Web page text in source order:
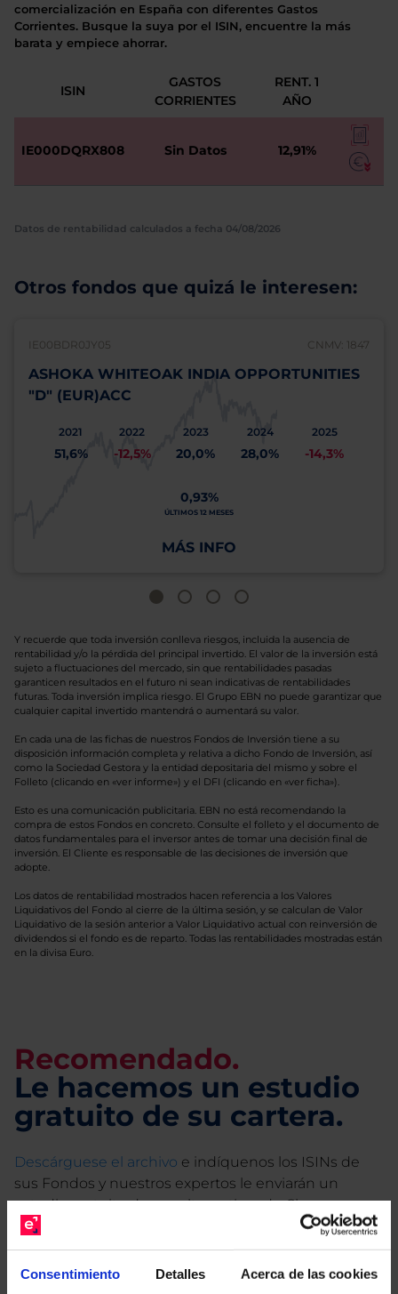
Consentimiento Detalles Acerca de las cookies
comercialización en España con diferentes Gastos
Corrientes. Busque la suya por el ISIN, encuentre la más
barata y empiece ahorrar.
ISIN
GASTOS
CORRIENTES
RENT. 1
AÑO
IE000DQRX808 Sin Datos 12,91%
Datos de rentabilidad calculados a fecha 04/08/2026
Otros fondos que quizá le interesen:
IE00BDR0JY05 CNMV: 1847
ASHOKA WHITEOAK INDIA OPPORTUNITIES
"D" (EUR)ACC
2021
51,6%
2022
-12,5%
2023
20,0%
2024
28,0%
2025
-14,3%
0,93%
ÚLTIMOS 12 MESES
MÁS INFO
Y recuerde que toda inversión conlleva riesgos, incluida la ausencia de
rentabilidad y/o la pérdida del principal invertido. El valor de la inversión está
sujeto a fluctuaciones del mercado, sin que rentabilidades pasadas
garanticen resultados en el futuro ni sean indicativas de rentabilidades
futuras. Toda inversión implica riesgo. El Grupo EBN no puede garantizar que
cualquier capital invertido mantendrá o aumentará su valor.
En cada una de las fichas de nuestros Fondos de Inversión tiene a su
disposición información completa y relativa a dicho Fondo de Inversión, así
como la Sociedad Gestora y la entidad depositaria del mismo y sobre el
Folleto (clicando en «ver informe») y el DFI (clicando en «ver ficha»).
Esto es una comunicación publicitaria. EBN no está recomendando la
compra de estos Fondos en concreto. Consulte el folleto y el documento de
datos fundamentales para el inversor antes de tomar una decisión final de
inversión. El Cliente es responsable de las decisiones de inversión que
adopte.
Los datos de rentabilidad mostrados hacen referencia a los Valores
Liquidativos del Fondo al cierre de la última sesión, y se calculan de Valor
Liquidativo de la sesión anterior a Valor Liquidativo actual con reinversión de
dividendos si el fondo es de reparto. Todas las rentabilidades mostradas están
en la divisa Euro.
Recomendado.
Le hacemos un estudio
gratuito de su cartera.
Descárguese el archivo e indíquenos los ISINs de
sus Fondos y nuestros expertos le enviarán un
estudio gratuito de sus alternativas de Clases
Limpias con las que podrá ahorrar en sus costes.